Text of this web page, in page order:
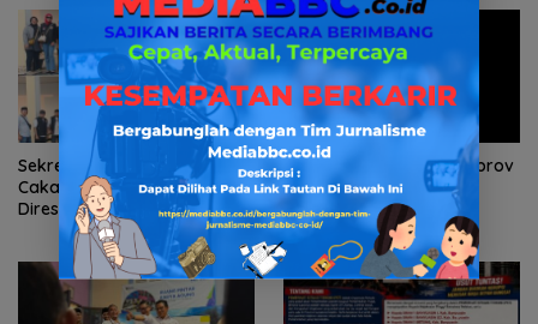
Sekretariat DPD Forum
Cakar Sriwijaya Sumsel
Diresmikan, Jadi Pusat
Konsolidasi Organisasi
GENCAR Ultimatum Pemprov
Sumsel soal Karhutla:
Jangan Tunggu Asap
Mengepung Rakyat, Negara
Harus Bergerak